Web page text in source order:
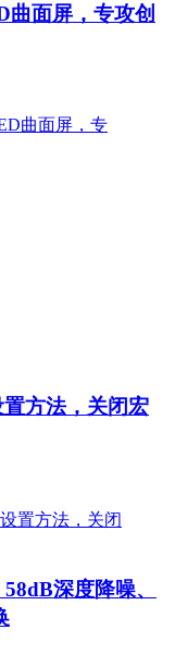
面屏，专攻创
方法，关闭宏
深度降噪、